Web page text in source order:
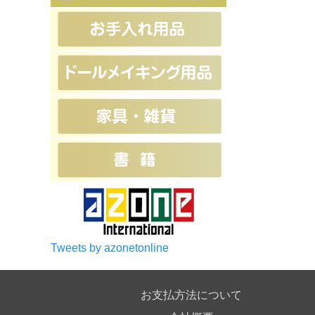
Tweets by azonetonline
お支払方法について